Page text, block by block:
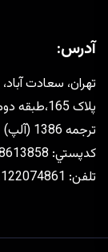
آدرس:
تهران، سعادت
ترجمه 1386 (آلپ)
كدپستي: 1998613858
تلفن: 02122074861 - 02122364523